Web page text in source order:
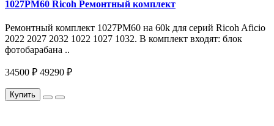
1027PM60 Ricoh Ремонтный комплект
Ремонтный комплект 1027PM60 на 60k для серий Ricoh Aficio
2022 2027 2032 1022 1027 1032. В комплект входят: блок
фотобарабана ..
34500 ₽ 49290 ₽
Купить